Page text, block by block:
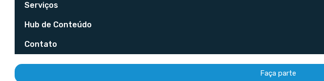
Serviços
Hub de Conteúdo
Contato
Faça parte